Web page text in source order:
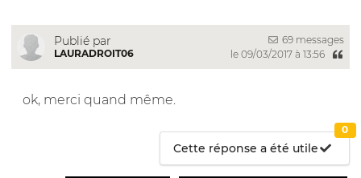
Publié par
LAURADROIT06
69 messages
le 09/03/2017 à 13:56
ok, merci quand même.
Cette réponse a été utile
0